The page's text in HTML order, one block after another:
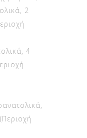
4
Νότια, 7